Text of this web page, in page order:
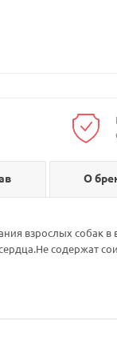
О
взрослых собак
содержат